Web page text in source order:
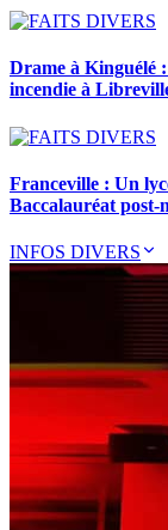
Drame à Kinguélé
incendie à
Franceville : Un
Baccalauréat post-
INFOS DIVERS